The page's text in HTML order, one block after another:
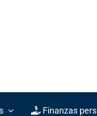
Finanzas